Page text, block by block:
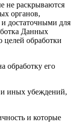
не раскрываются
органов,
и достаточными для
Данных
обработки
обработку его
и иных убеждений,
и которые